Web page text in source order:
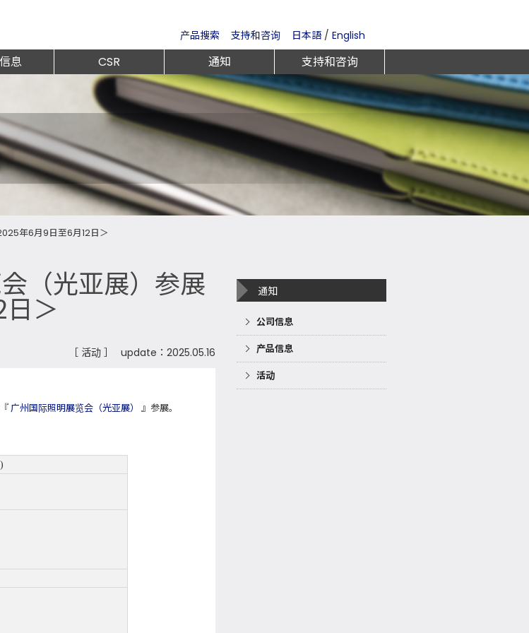
产品搜索 支持和咨询 日本語/ English
息 CSR 通知 支持和咨询
年6月9日至6月12日＞
（光亚展）参展
＞
update：2025.05.16
［ 活动 ］
广州国际照明展览会（光亚展） 』参展。
通知
公司信息
产品信息
活动